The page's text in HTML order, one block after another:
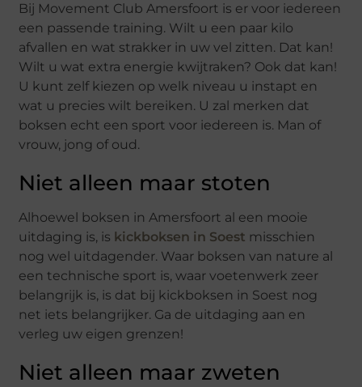
Bij Movement Club Amersfoort is er voor iedereen
een passende training. Wilt u een paar kilo
afvallen en wat strakker in uw vel zitten. Dat kan!
Wilt u wat extra energie kwijtraken? Ook dat kan!
U kunt zelf kiezen op welk niveau u instapt en
wat u precies wilt bereiken. U zal merken dat
boksen echt een sport voor iedereen is. Man of
vrouw, jong of oud.
Niet alleen maar stoten
Alhoewel boksen in Amersfoort al een mooie
uitdaging is, is kickboksen in Soest misschien
nog wel uitdagender. Waar boksen van nature al
een technische sport is, waar voetenwerk zeer
belangrijk is, is dat bij kickboksen in Soest nog
net iets belangrijker. Ga de uitdaging aan en
verleg uw eigen grenzen!
Niet alleen maar zweten